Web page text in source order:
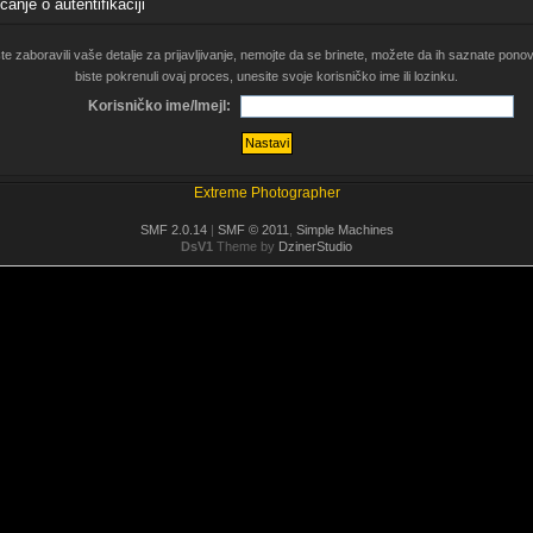
o autentifikaciji
zaboravili vaše detalje za prijavljivanje, nemojte da se brinete, možete da ih saznate
biste pokrenuli ovaj proces, unesite svoje korisničko ime ili lozinku.
Korisničko ime/Imejl:
Extreme Photographer
SMF 2.0.14| SMF © 2011
Simple Machines
DsV1 Theme by DzinerStudio